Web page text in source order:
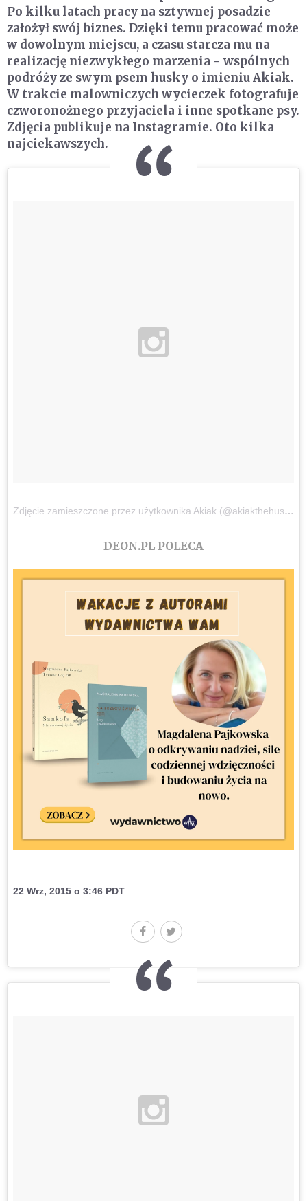
Po kilku latach pracy na sztywnej posadzie
założył swój biznes. Dzięki temu pracować może
w dowolnym miejscu, a czasu starcza mu na
realizację niezwykłego marzenia - wspólnych
podróży ze swym psem husky o imieniu Akiak.
W trakcie malowniczych wycieczek fotografuje
czworonożnego przyjaciela i inne spotkane psy.
Zdjęcia publikuje na Instagramie. Oto kilka
najciekawszych.
Zdjęcie zamieszczone przez użytkownika Akiak (@akiakthehusky)
DEON.PL POLECA
22 Wrz, 2015 o 3:46 PDT